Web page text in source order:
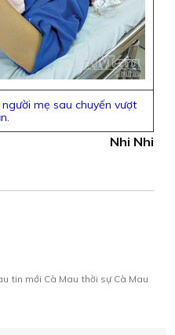
mẹ sau chuyến vượt
Nhi Nhi
tin mới Cà Mau thời sự Cà Mau